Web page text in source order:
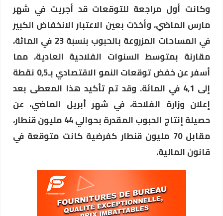
وكانت أول مراجعة للتوقعات قد أجريت في شهر
مارس الماضي، وأخذت بعين الاعتبار الانخفاض الكبير
في المساحات المزروعة بالحبوب بنسبة 23 في المائة،
مقارنة بمتوسط السنوات الفلاحية العادية، مما
أسفر عن خفض توقعات النمو الاقتصادي بـ0,5 نقطة
إلى 4,1 في المائة. وقد تم تأكيد هذا المعطى بعد
إعلان وزارة الفلاحة، في شهر أبريل الماضي، عن
حصيلة إنتاج الحبوب المقدرة بحوالي 44 مليون قنطار،
مقابل 70 مليون قنطار كفرضية كانت متوقعة في
قانون المالية.